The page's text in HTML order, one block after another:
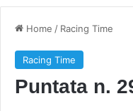
Home / Racing Time
Racing Time
Puntata n.